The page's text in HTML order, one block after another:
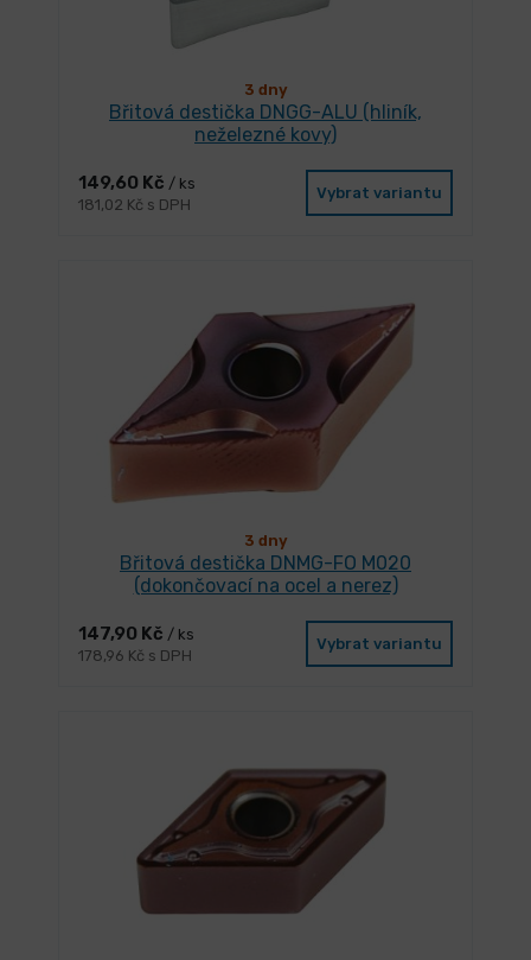
3 dny
Břitová destička DNGG-ALU (hliník,
neželezné kovy)
149,60 Kč / ks
181,02 Kč s DPH
Vybrat variantu
3 dny
Břitová destička DNMG-FO M020
(dokončovací na ocel a nerez)
147,90 Kč / ks
178,96 Kč s DPH
Vybrat variantu